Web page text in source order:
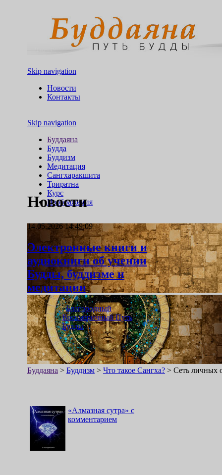
Skip navigation
Новости
Контакты
Skip navigation
Буддаяна
Будда
Буддизм
Медитация
Сангхаракшита
Триратна
Курс
Изображения
Буддаяна > Буддизм > Что такое Сангха? > Сеть личных
Новости
14.05.2026 14:49:09
Электронные книги и
аудиокниги об учении
Будды, буддизме и
медитации
«Благородный
Восьмеричный Путь
Будды»
«Алмазная сутра» с
комментарием